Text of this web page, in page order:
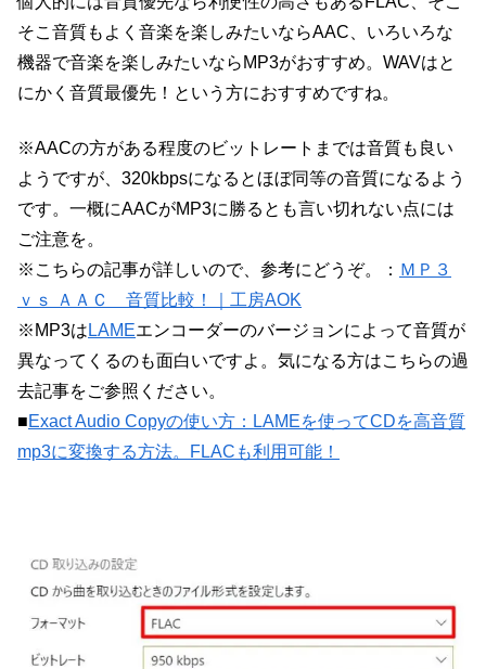
そこ音質もよく音楽を楽しみたいならAAC、いろいろな
機器で音楽を楽しみたいならMP3がおすすめ。WAVはと
にかく音質最優先！という方におすすめですね。
※AACの方がある程度のビットレートまでは音質も良い
ようですが、320kbpsになるとほぼ同等の音質になるよう
です。一概にAACがMP3に勝るとも言い切れない点には
ご注意を。
※こちらの記事が詳しいので、参考にどうぞ。： ＭＰ３
ｖｓ ＡＡＣ 音質比較！｜工房AOK
※MP3は LAMEエンコーダーのバージョンによって音質が
異なってくるのも面白いですよ。気になる方はこちらの過
去記事をご参照ください。
■Exact Audio Copyの使い方：LAMEを使ってCDを高音質
mp3に変換する方法。FLACも利用可能！